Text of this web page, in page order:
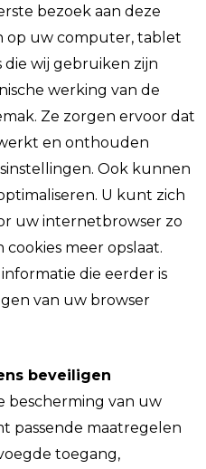
bezoek aan deze
op uw computer, tablet
die wij gebruiken zijn
werking van de
Ze zorgen ervoor dat
en onthouden
Ook kunnen
U kunt zich
uw internetbrowser zo
meer opslaat.
die eerder is
van uw browser
beveiligen
bescherming van uw
passende maatregelen
toegang,